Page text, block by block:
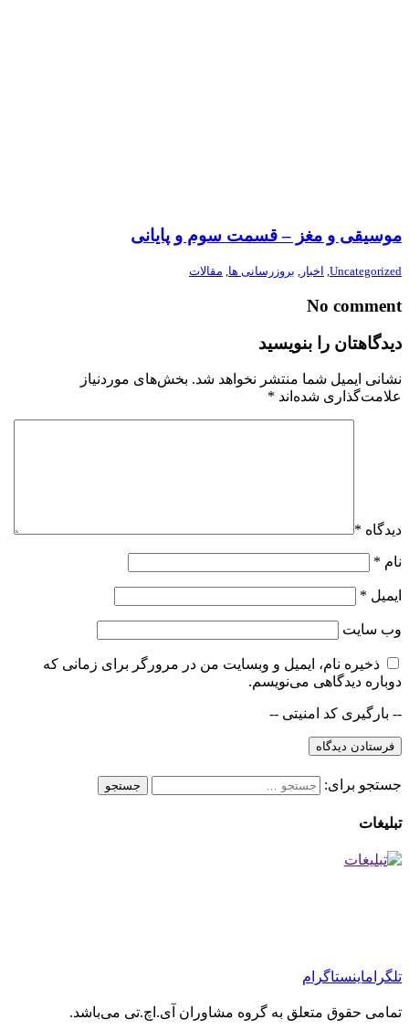
موسیقی و مغز – قسمت سوم و پایانی
Uncategorized
, اخبار , بروزرسانی ها, مقالات
No comment
دیدگاهتان را بنویسید
نشانی ایمیل شما منتشر نخواهد شد. بخش‌های موردنیاز
علامت‌گذاری شده‌اند *
دیدگاه *
نام *
ایمیل *
وب‌ سایت
ذخیره نام، ایمیل و وبسایت من در مرورگر برای زمانی که
دوباره دیدگاهی می‌نویسم.
-- بارگیری کد امنیتی --
جستجو برای:
تبلیغات
تلگراماینستاگرام
تمامی حقوق متعلق به گروه مشاوران آی.اچ.تی می‌باشد.